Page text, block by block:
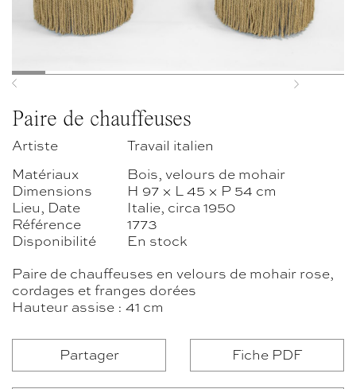
Previous Next
Paire de chauffeuses
Artiste
Travail italien
Matériaux
Bois, velours de mohair
Dimensions
H 97 × L 45 × P 54 cm
Lieu, Date
Italie, circa 1950
Référence
1773
Disponibilité
En stock
Paire de chauffeuses en velours de mohair rose,
cordages et franges dorées
Hauteur assise : 41 cm
Partager Fiche PDF